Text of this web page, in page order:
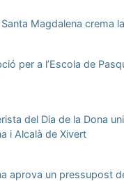
Magdalena crema
per a l’Escola de
del Dia de la Dona
i Alcalà de Xivert
aprova un pressupost